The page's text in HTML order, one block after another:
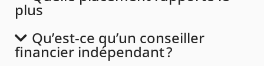
plus
Qu’est-ce qu’un conseiller
financier indépendant ?